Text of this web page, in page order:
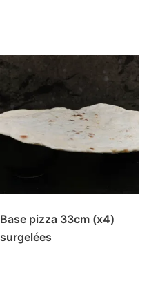
Base pizza 33cm (x4)
surgelées